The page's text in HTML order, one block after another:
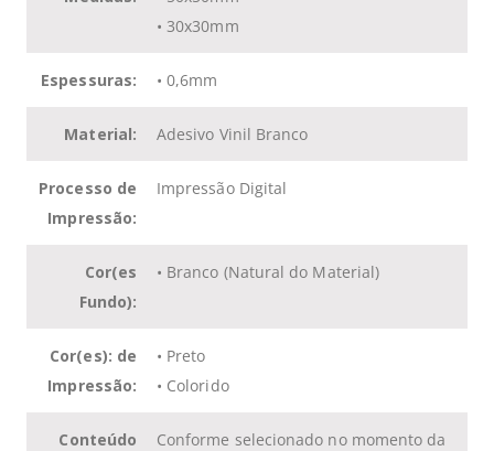
• 30x30mm
Espessuras: • 0,6mm
Material: Adesivo Vinil Branco
Processo de
Impressão:
Impressão Digital
Cor(es
Fundo):
• Branco (Natural do Material)
Cor(es): de
Impressão:
• Preto
• Colorido
Conteúdo
Conforme selecionado no momento da